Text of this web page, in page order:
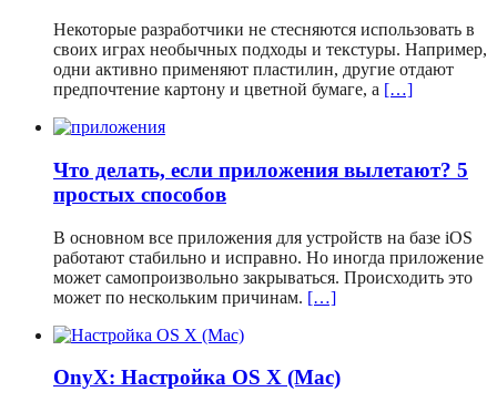
Некоторые разработчики не стесняются использовать в
своих играх необычных подходы и текстуры. Например,
одни активно применяют пластилин, другие отдают
предпочтение картону и цветной бумаге, а […]
Что делать, если приложения вылетают? 5
простых способов
В основном все приложения для устройств на базе iOS
работают стабильно и исправно. Но иногда приложение
может самопроизвольно закрываться. Происходить это
может по нескольким причинам. […]
OnyX: Настройка OS X (Mac)